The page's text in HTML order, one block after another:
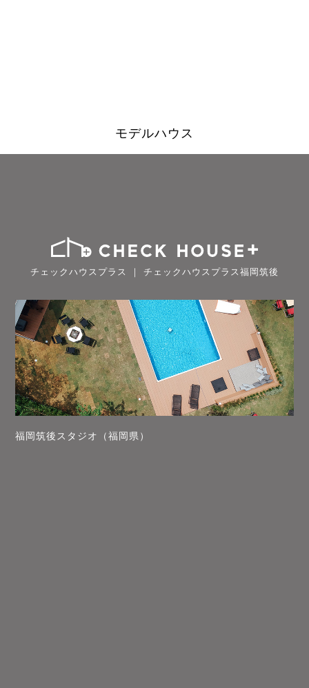
モデルハウス
チェックハウスプラス ｜ チェックハウスプラス福岡筑後
福岡筑後スタジオ（福岡県）